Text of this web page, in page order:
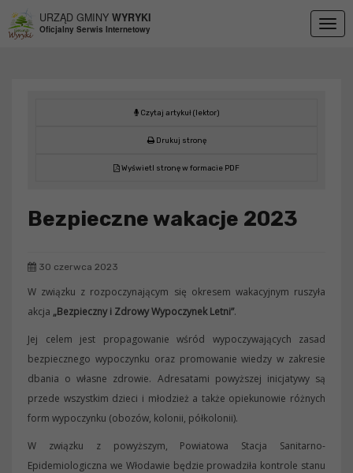
URZĄD GMINY WYRYKI
Oficjalny Serwis Internetowy
Czytaj artykuł (lektor)
Drukuj stronę
Wyświetl stronę w formacie PDF
Bezpieczne wakacje 2023
30 czerwca 2023
W związku z rozpoczynającym się okresem wakacyjnym ruszyła
akcja „Bezpieczny i Zdrowy Wypoczynek Letni”.
Jej celem jest propagowanie wśród wypoczywających zasad
bezpiecznego wypoczynku oraz promowanie wiedzy w zakresie
dbania o własne zdrowie. Adresatami powyższej inicjatywy są
przede wszystkim dzieci i młodzież a także opiekunowie różnych
form wypoczynku (obozów, kolonii, półkolonii).
W związku z powyższym, Powiatowa Stacja Sanitarno-
Epidemiologiczna we Włodawie będzie prowadziła kontrole stanu